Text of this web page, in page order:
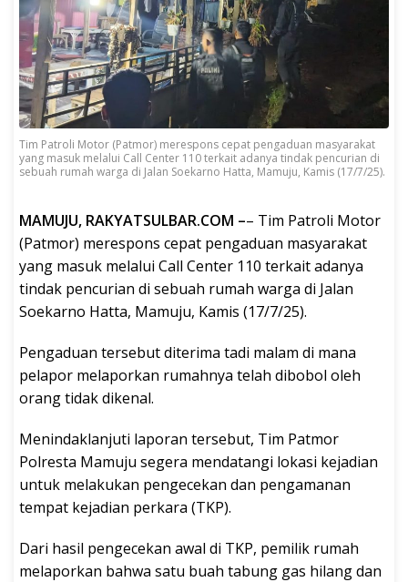
Tim Patroli Motor (Patmor) merespons cepat pengaduan masyarakat
yang masuk melalui Call Center 110 terkait adanya tindak pencurian di
sebuah rumah warga di Jalan Soekarno Hatta, Mamuju, Kamis (17/7/25).
MAMUJU, RAKYATSULBAR.COM –– Tim Patroli Motor
(Patmor) merespons cepat pengaduan masyarakat
yang masuk melalui Call Center 110 terkait adanya
tindak pencurian di sebuah rumah warga di Jalan
Soekarno Hatta, Mamuju, Kamis (17/7/25).
Pengaduan tersebut diterima tadi malam di mana
pelapor melaporkan rumahnya telah dibobol oleh
orang tidak dikenal.
Menindaklanjuti laporan tersebut, Tim Patmor
Polresta Mamuju segera mendatangi lokasi kejadian
untuk melakukan pengecekan dan pengamanan
tempat kejadian perkara (TKP).
Dari hasil pengecekan awal di TKP, pemilik rumah
melaporkan bahwa satu buah tabung gas hilang dan